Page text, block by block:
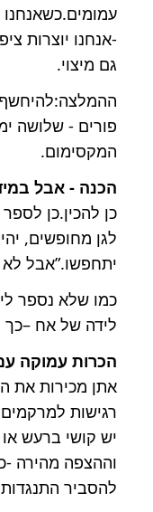
-אנחנו יוצרות
גם מיצוי.
פורים - שלושה
המקסימום.
הכנה - אבל
כן להכין.כן
לגן מחופשים,
יתחפשו.”אבל
כמו שלא נספר
לידה של אח –כך
הכרות עמוקה
אתן מכירות את
רגישות
יש קושי ברעש
וההצפה מהירה -
להסביר